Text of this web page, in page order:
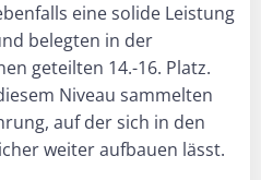
eine solide Leistung
belegten in der
geteilten 14.-16. Platz.
Niveau sammelten
auf der sich in den
weiter aufbauen lässt.